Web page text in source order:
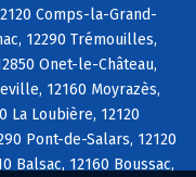
Comps-la-Grand-
12290 Trémouilles,
Onet-le-Château,
12160 Moyrazès,
La Loubière, 12120
Pont-de-Salars, 12120
Balsac, 12160 Boussac,